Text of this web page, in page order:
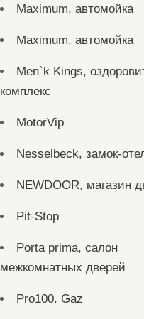
Maximum, автомойка
Maximum, автомойка
Men`k Kings,
комплекс
MotorVip
Nesselbeck, замок-
NEWDOOR, магазин
Pit-Stop
Porta prima, салон
межкомнатных дверей
Pro100. Gaz